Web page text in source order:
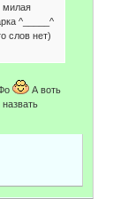
милая
^_____^
слов нет)
А воть